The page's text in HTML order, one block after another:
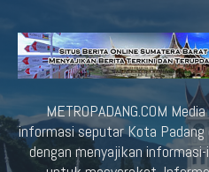
METROPADANG.COM
informasi seputar Kota
dengan menyajikan